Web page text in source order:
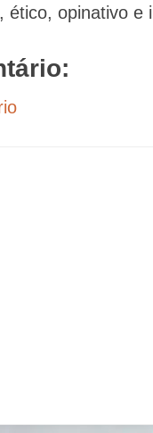
ético, opinativo e